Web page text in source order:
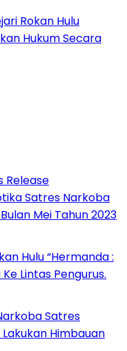
Rokan Hulu
Hukum Secara
Release
Satres Narkoba
Mei Tahun 2023
Hulu “Hermanda :
Lintas Pengurus.
Satres
Himbauan